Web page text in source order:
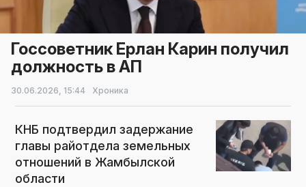
Госсоветник Ерлан Карин получил
должность в АП
30.06.2026, 15:44 Хроника
КНБ подтвердил задержание
главы райотдела земельных
отношений в Жамбылской
области